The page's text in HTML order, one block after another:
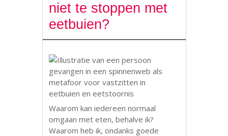
niet te stoppen met
eetbuien?
Waarom kan iedereen normaal
omgaan met eten, behalve ik?
Waarom heb ik, ondanks goede